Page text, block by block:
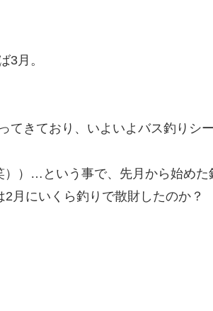
3月。
てきており、いよいよバス釣りシ
）…という事で、先月から始めた
月にいくら釣りで散財したのか？